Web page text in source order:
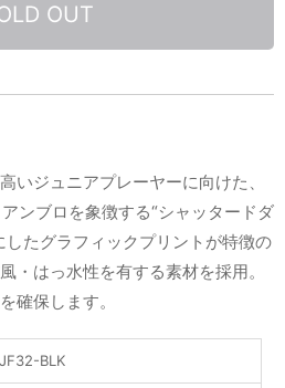
OUT
いジュニアプレーヤーに向けた、
ンブロを象徴する“シャッタードダ
したグラフィックプリントが特徴の
・はっ水性を有する素材を採用。
確保します。
BLK